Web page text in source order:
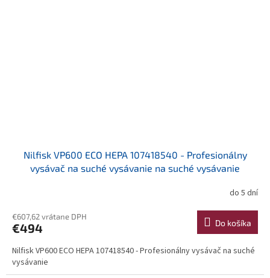
Nilfisk VP600 ECO HEPA 107418540 - Profesionálny
vysávač na suché vysávanie na suché vysávanie
do 5 dní
€607,62 vrátane DPH
€494 Do košíka
Nilfisk VP600 ECO HEPA 107418540 - Profesionálny vysávač na suché
vysávanie